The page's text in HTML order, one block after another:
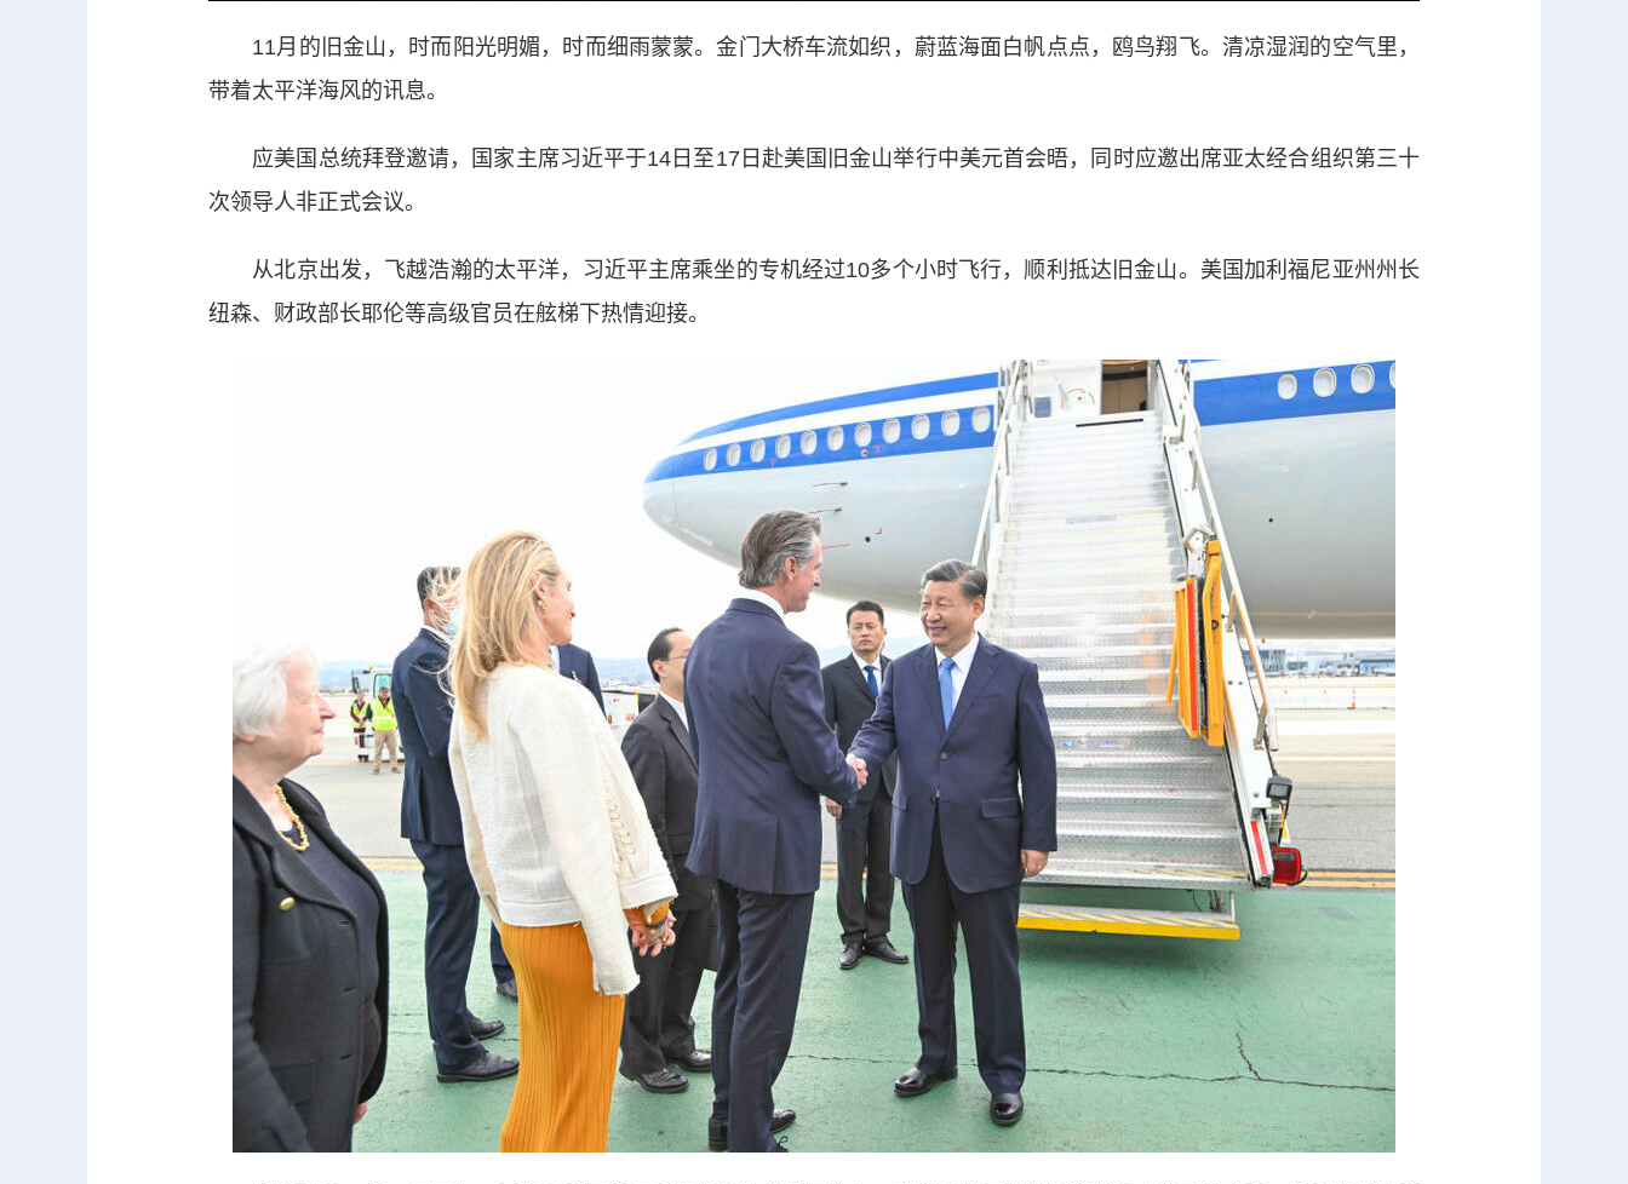
11月的旧金山，时而阳光明媚，时而细雨蒙蒙。金门大桥车流如织，蔚蓝海面白帆点点，鸥鸟翔飞。清凉湿润的空气里，
带着太平洋海风的讯息。
应美国总统拜登邀请，国家主席习近平于14日至17日赴美国旧金山举行中美元首会晤，同时应邀出席亚太经合组织第三十
次领导人非正式会议。
从北京出发，飞越浩瀚的太平洋，习近平主席乘坐的专机经过10多个小时飞行，顺利抵达旧金山。美国加利福尼亚州州长
纽森、财政部长耶伦等高级官员在舷梯下热情迎接。